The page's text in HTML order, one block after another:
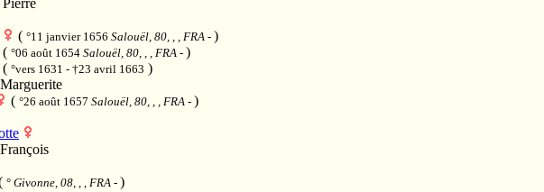
( °11 janvier 1656 Salouël, 80, , , FRA - )
( °06 août 1654 Salouël, 80, , , FRA - )
( °vers 1631 - †23 avril 1663 )
( °26 août 1657 Salouël, 80, , , FRA - )
° Givonne, 08, , , FRA - )